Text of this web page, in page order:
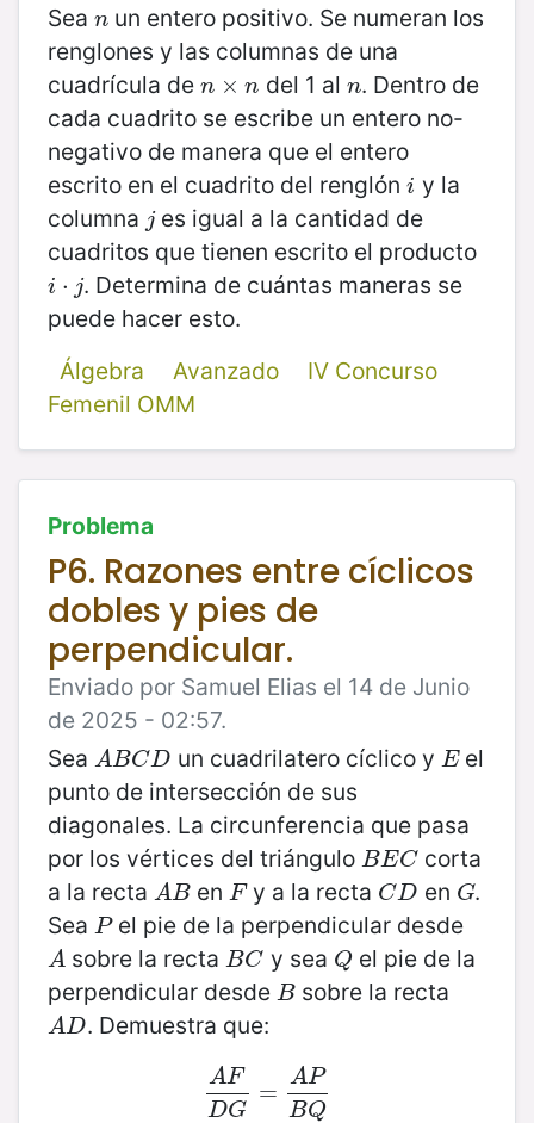
Sea n
n un entero positivo. Se numeran los
renglones y las columnas de una
cuadrícula de n × n
n×n del 1 al n
n. Dentro de
cada cuadrito se escribe un entero no-
negativo de manera que el entero
escrito en el cuadrito del renglón i
i y la
columna j
jes igual a la cantidad de
cuadritos que tienen escrito el producto
i ⋅ j
i⋅ j . Determina de cuántas maneras se
puede hacer esto.
Álgebra
Avanzado
IV Concurso
Femenil OMM
Problema
P6. Razones entre cíclicos
dobles y pies de
perpendicular.
Enviado por Samuel Elias el 14 de Junio
de 2025 - 02:57.
Sea ABCD
ABCD un cuadrilatero cíclico y E
E el
punto de intersección de sus
diagonales. La circunferencia que pasa
por los vértices del triángulo BEC
BEC corta
a la recta AB
AB en F
Fy a la recta CD
CD en G
G.
Sea P
Pel pie de la perpendicular desde
A
Asobre la recta BC
BC y sea Q
Q el pie de la
perpendicular desde B
Bsobre la recta
AD
AD . Demuestra que:
AF
DG
=
AP
BQ
AFDG= APBQ